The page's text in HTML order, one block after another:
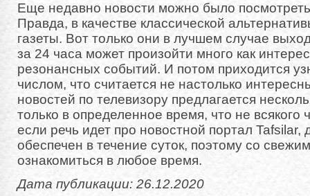
Еще недавно новости можно было посмотреть
Правда, в качестве классической
газеты. Вот только они в лучшем случае
за 24 часа может произойти много как
резонансных событий. И потом приходится
числом, что считается не настолько
новостей по телевизору предлагается
только в определенное время, что не всякого
если речь идет про новостной портал Tafsilar,
обеспечен в течение суток, поэтому со
ознакомиться в любое время.
Дата публикации: 26.12.2020